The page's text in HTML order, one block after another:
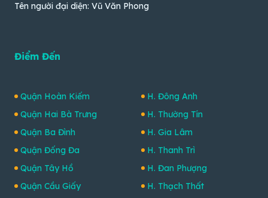
Tên người đại diện: Vũ Văn Phong
Điểm Đến
Quận Hoàn Kiếm
Quận Hai Bà Trưng
Quận Ba Đình
Quận Đống Đa
Quận Tây Hồ
Quận Cầu Giấy
H. Đông Anh
H. Thường Tín
H. Gia Lâm
H. Thanh Trì
H. Đan Phượng
H. Thạch Thất